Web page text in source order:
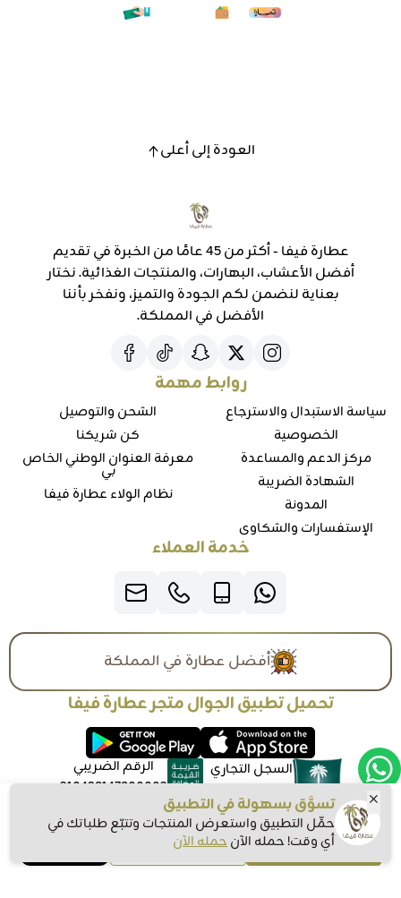
اشتري الآن
العودة إلى أعلى
عطارة فيفا - أكثر من 45 عامًا من الخبرة في تقديم
أفضل الأعشاب، البهارات، والمنتجات الغذائية. نختار
بعناية لنضمن لكم الجودة والتميز، ونفخر بأننا
الأفضل في المملكة.
روابط مهمة
سياسة الاستبدال والاسترجاع
الخصوصية
مركز الدعم والمساعدة
الشهادة الضريبة
المدونة
الإستفسارات والشكاوي
الشحن والتوصيل
كن شريكنا
معرفة العنوان الوطني الخاص
بي
نظام الولاء عطارة فيفا
خدمة العملاء
أفضل عطارة في المملكة
تحميل تطبيق الجوال متجر عطارة فيفا
السجل التجاري
4030127828
الرقم الضريبي
310428147800003
موثّق في منصة الأعمال
تسوَّق بسهولة في التطبيق
حمِّل التطبيق واستعرض المنتجات وتتبّع طلباتك في
أي وقت! حمله الآنحمله الآن